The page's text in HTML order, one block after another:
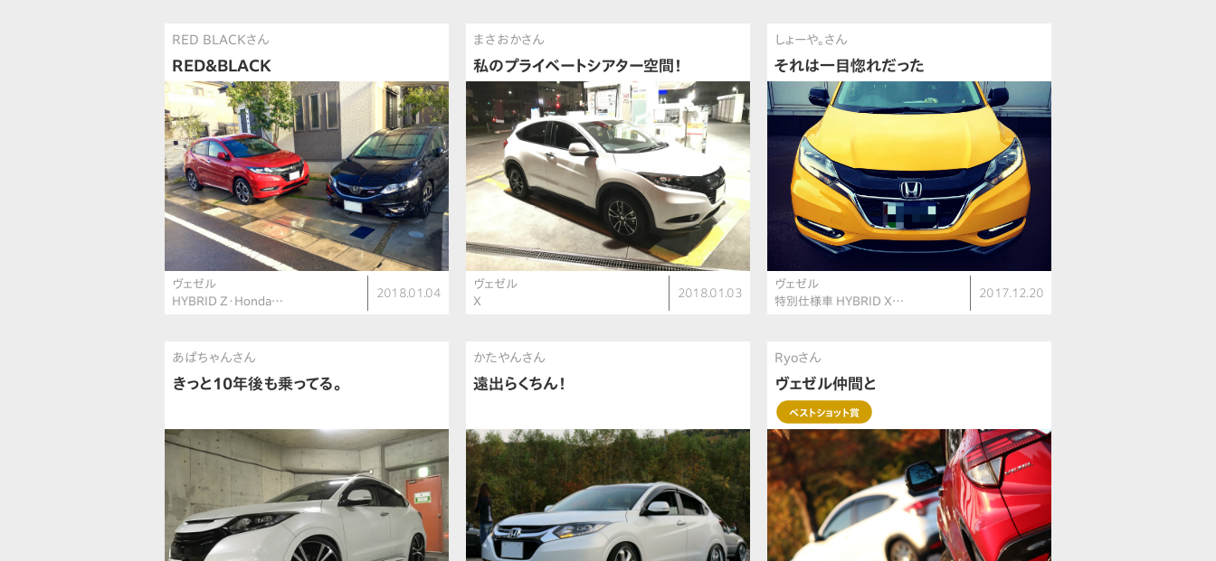
RED BLACKさん
RED＆BLACK
ヴェゼル
HYBRID Z・Honda…
2018.01.04
まさおかさん
私のプライベートシアター空間！
ヴェゼル
X
2018.01.03
しょーや。さん
それは一目惚れだった
ヴェゼル
特別仕様車 HYBRID X…
2017.12.20
あぱちゃんさん
きっと10年後も乗ってる。
かたやんさん
遠出らくちん！
Ryoさん
ヴェゼル仲間と
ベストショット賞